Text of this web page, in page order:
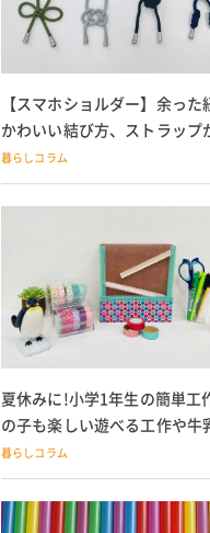
【スマホショルダー】余った
かわいい結び方、ストラップ
ちる人必見
暮らしコラム
夏休みに!小学1年生の簡単工
の子も楽しい遊べる工作や牛
ック貯金箱も
暮らしコラム